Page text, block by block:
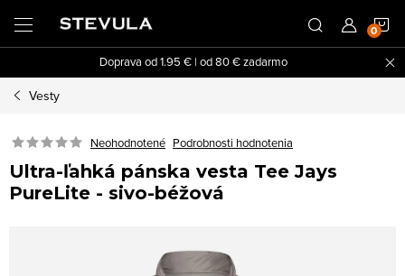
obsah
Doprava od 1.95 € | od 80 € zadarmo
Vesty
Neohodnotené Podrobnosti hodnotenia
Ultra-ľahká pánska vesta Tee Jays
PureLite - sivo-béžová